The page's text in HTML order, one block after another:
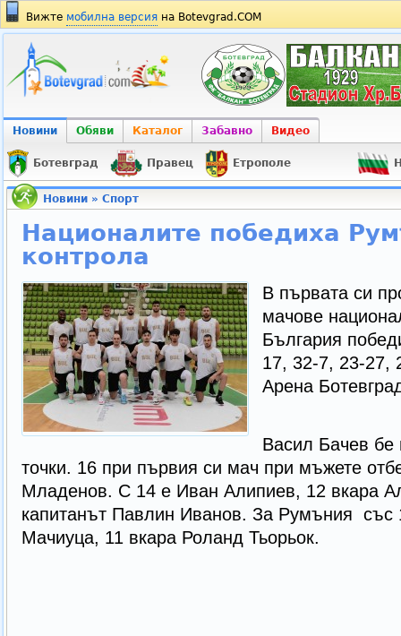
Вижте мобилна версия на Botevgrad.COM
Новини Обяви Каталог Забавно Видео
Ботевград Правец Етрополе
Новини» Спорт
Националите победиха
контрола
В първата си
мачове
България
17, 32-7, 23-27,
Арена
Васил Бачев бе
точки. 16 при първия си мач при мъжете
Младенов. С 14 е Иван Алипиев, 12 вкара
капитанът Павлин Иванов. За Румъния със
Мачиуца, 11 вкара Роланд Тьорьок.